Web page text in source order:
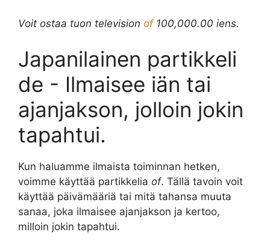
Voit ostaa tuon television of100,000.00 iens.
Japanilainen partikkeli
de - Ilmaisee iän tai
ajanjakson, jolloin jokin
tapahtui.
Kun haluamme ilmaista toiminnan hetken,
voimme käyttää partikkelia of. Tällä tavoin voit
käyttää päivämääriä tai mitä tahansa muuta
sanaa, joka ilmaisee ajanjakson ja kertoo,
milloin jokin tapahtui.